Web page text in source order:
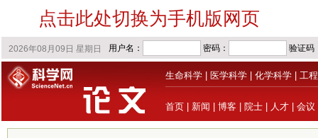
点击此处切换为手机版网页
生命科学 医学科学 化学科学 工
首页 新闻 博客 院士 人才 会议